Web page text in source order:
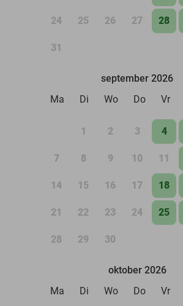
24 25 26 27 28
31
september 2026
Ma
Di Wo Do Vr
1 2 3 4
7 8 9 10 11
14 15 16 17 18
21 22 23 24 25
28 29 30
oktober 2026
Ma
Di Wo Do Vr